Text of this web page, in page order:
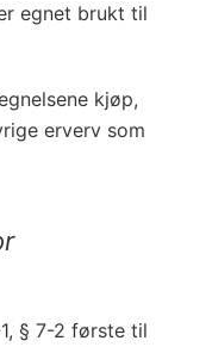
egnet brukt til
kjøp,
erverv som
§ 7-2 første til